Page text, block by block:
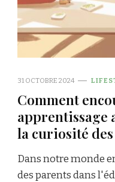
31 OCTOBRE 2024
Comment
apprentissage
la curiosité
Dans notre monde
des parents dans